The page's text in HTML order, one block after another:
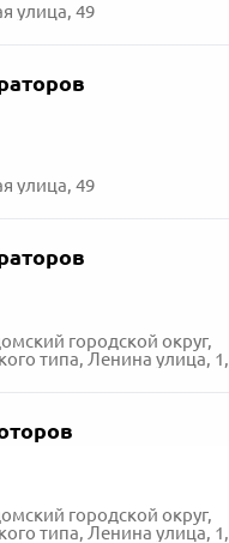
улица, 49
улица, 49
городской округ,
типа, Ленина улица, 1, к. 120
городской округ,
типа, Ленина улица, 1, к. 120